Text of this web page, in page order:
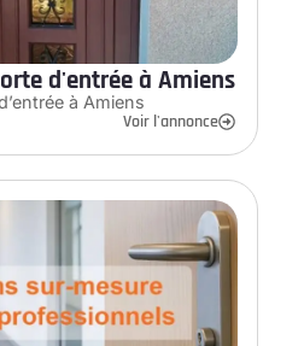
d'entrée à Amiens
à Amiens
Voir l'annonce